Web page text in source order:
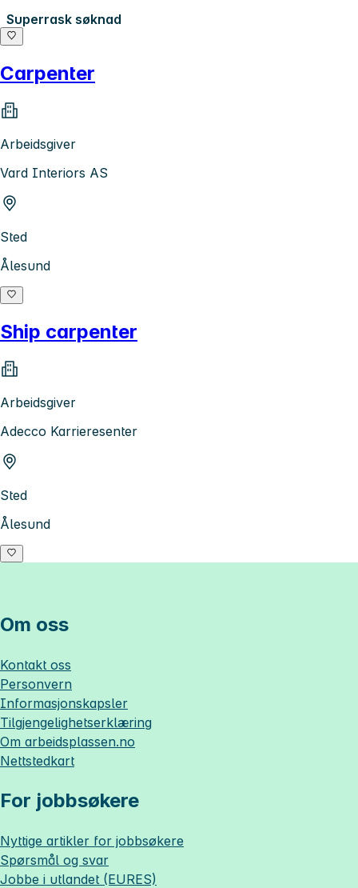
Superrask søknad
Carpenter
Arbeidsgiver
Vard Interiors AS
Sted
Ålesund
Ship carpenter
Arbeidsgiver
Adecco Karrieresenter
Sted
Ålesund
Om oss
Kontakt oss
Personvern
Informasjonskapsler
Tilgjengelighetserklæring
Om arbeidsplassen.no
Nettstedkart
For jobbsøkere
Nyttige artikler for jobbsøkere
Spørsmål og svar
Jobbe i utlandet (EURES)